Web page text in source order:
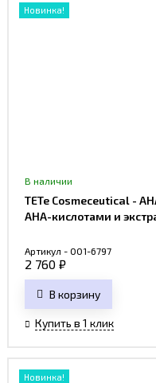
Новинка!
В наличии
TETe Cosmeceutical -
AHA-кислотами и
Артикул - 001-6797
2 760 ₽
В корзину
Купить в 1 клик
Новинка!